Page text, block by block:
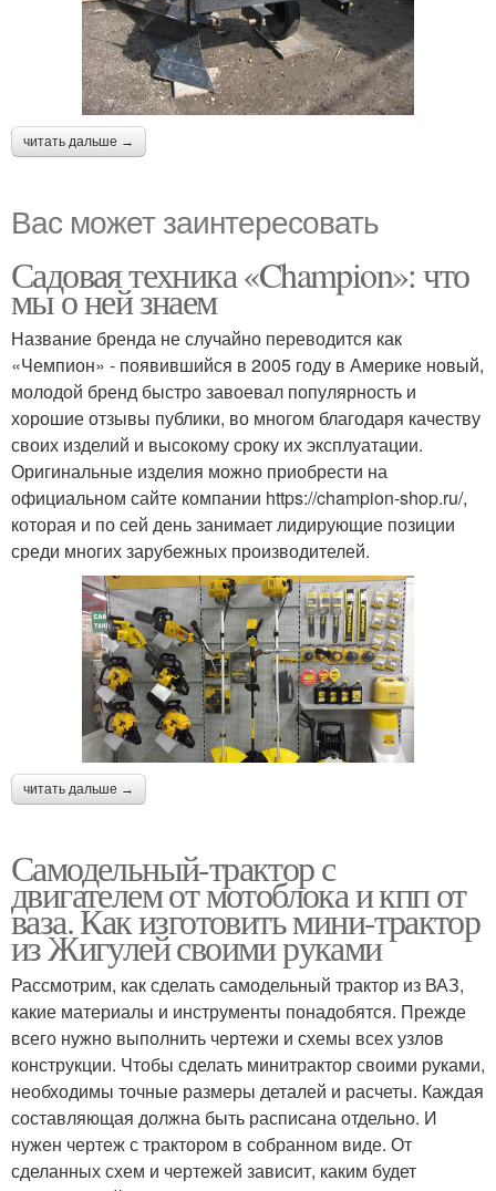
читать дальше →
Вас может заинтересовать
Садовая техника «Champion»: что
мы о ней знаем
Название бренда не случайно переводится как
«Чемпион» - появившийся в 2005 году в Америке новый,
молодой бренд быстро завоевал популярность и
хорошие отзывы публики, во многом благодаря качеству
своих изделий и высокому сроку их эксплуатации.
Оригинальные изделия можно приобрести на
официальном сайте компании https://champion-shop.ru/,
которая и по сей день занимает лидирующие позиции
среди многих зарубежных производителей.
читать дальше →
Самодельный-трактор с
двигателем от мотоблока и кпп от
ваза. Как изготовить мини-трактор
из Жигулей своими руками
Рассмотрим, как сделать самодельный трактор из ВАЗ,
какие материалы и инструменты понадобятся. Прежде
всего нужно выполнить чертежи и схемы всех узлов
конструкции. Чтобы сделать минитрактор своими руками,
необходимы точные размеры деталей и расчеты. Каждая
составляющая должна быть расписана отдельно. И
нужен чертеж с трактором в собранном виде. От
сделанных схем и чертежей зависит, каким будет